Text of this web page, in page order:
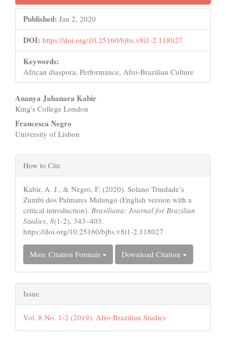
Published: Jan 2, 2020
DOI: https://doi.org/10.25160/bjbs.v8i1-2.118027
Keywords:
African diaspora, Performance, Afro-Brazilian Culture
Main
Article
Content
Ananya Jahanara Kabir
King's College London
Francesca Negro
University of Lisbon
Article
Details
How to Cite
Kabir, A. J., & Negro, F. (2020). Solano Trindade’s
Zumbi dos Palmares Malungo (English version with a
critical introduction). Brasiliana: Journal for Brazilian
Studies, 8(1-2), 343–403.
https://doi.org/10.25160/bjbs.v8i1-2.118027
More Citation Formats Download Citation
Issue
Vol. 8 No. 1-2 (2019): Afro-Brazilian Studies